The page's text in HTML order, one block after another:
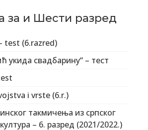
за и Шести разред
test (6.razred)
укида свадбарину“ – тест
i vrste (6.r.)
такмичења из српског
– 6. разред (2021/2022.)